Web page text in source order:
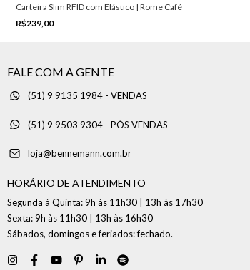
Carteira Slim RFID com Elástico | Rome Café
R$239,00
FALE COM A GENTE
(51) 9 9135 1984 - VENDAS
(51) 9 9503 9304 - PÓS VENDAS
loja@bennemann.com.br
HORÁRIO DE ATENDIMENTO
Segunda à Quinta: 9h às 11h30 | 13h às 17h30
Sexta: 9h às 11h30 | 13h às 16h30
Sábados, domingos e feriados: fechado.